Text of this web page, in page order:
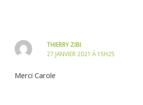
THIERRY ZIBI
27 JANVIER 2021 À 15H25
Merci Carole